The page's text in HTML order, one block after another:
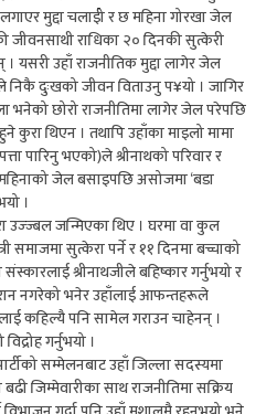
मुद्दा चलाईो र छ महिना गोरखा जेल
जीवनसाथी राधिका २० दिनकी सुत्केरी
। यसरी उहाँ राजनीतिक मुद्दा लागेर जेल
निकै दुःखको जीवन विताउनु प¥यो । जागिर
छोरो राजनीतिमा लागेर जेल परेपछि
कुरा थिएन । तथापि उहाँका माइलो मामा
पारिनु भएको)ले श्रीनाथको परिवार र
जेल बसाइपछि असोजमा ‘बडा
।
उज्ज्बल जन्मिएका थिए । घरमा वा कुल
समाजमा सुत्केरा पर्ने र ११ दिनमा बच्चाको
श्रीनाथजीले बहिष्कार गर्नुभयो र
नगरेको भनेर उहाँलाई आफन्तहरूले
कहिल्यै पनि सामेल गराउन चाहेनन् ।
गर्नुभयो ।
सम्मेलनबाट उहाँ जिल्ला सदस्यमा
जिम्मेवारीका साथ राजनीतिमा सक्रिय